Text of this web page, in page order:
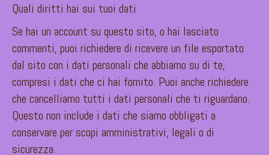
Quali diritti hai sui tuoi dati
Se hai un account su questo sito, o hai lasciato
commenti, puoi richiedere di ricevere un file esportato
dal sito con i dati personali che abbiamo su di te,
compresi i dati che ci hai fornito. Puoi anche richiedere
che cancelliamo tutti i dati personali che ti riguardano.
Questo non include i dati che siamo obbligati a
conservare per scopi amministrativi, legali o di
sicurezza.